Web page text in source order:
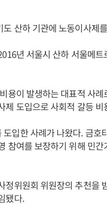
산하 기관에 노동이사제
년 서울시 산하 서울메
용이 발생하는 대표적 사
제 도입으로 사회적 갈등
입한 사례가 나왔다. 금
참여를 보장하기 위해 민
정위원회 위원장의 추천을
됐다.